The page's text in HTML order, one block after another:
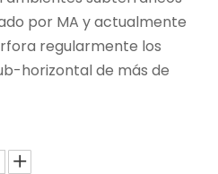
por MA y actualmente
regularmente los
horizontal de más de